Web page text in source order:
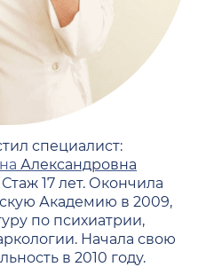
специалист:
Александровна
17 лет. Окончила
Академию в 2009,
по психиатрии,
Начала свою
в 2010 году.